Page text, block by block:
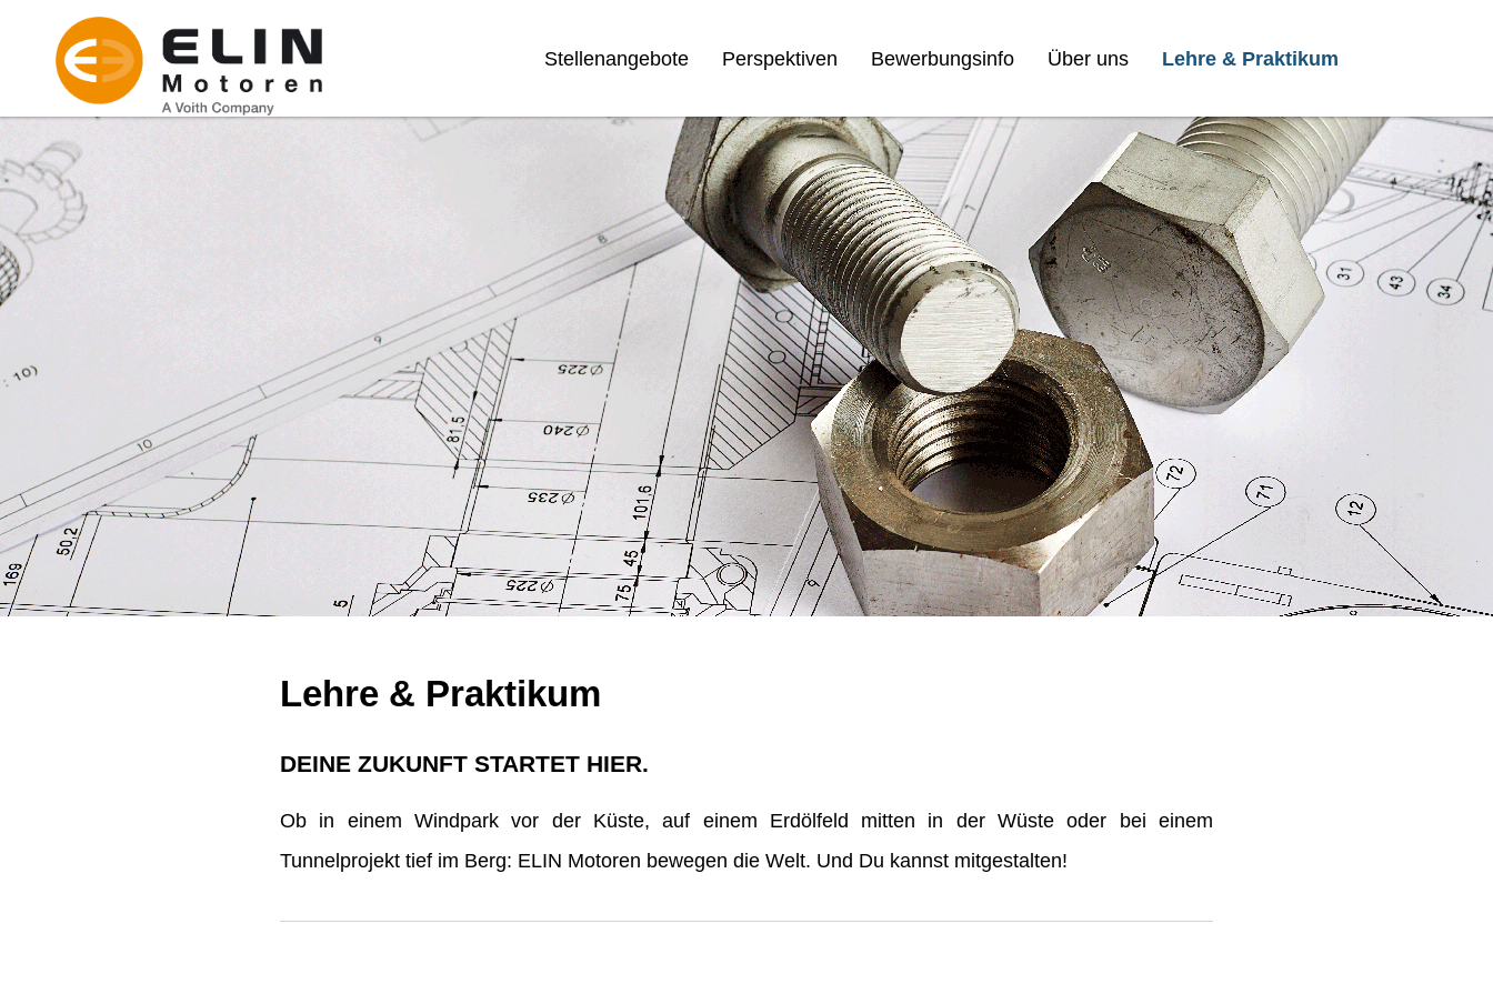
Stellenangebote Perspektiven Bewerbungsinfo Über uns Lehre & Praktikum
Lehre & Praktikum
DEINE ZUKUNFT STARTET HIER.
Ob in einem Windpark vor der Küste, auf einem Erdölfeld mitten in der Wüste oder bei einem
Tunnelprojekt tief im Berg: ELIN Motoren bewegen die Welt. Und Du kannst mitgestalten!